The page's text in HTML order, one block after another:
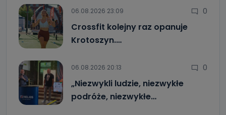
06.08.2026 23:09 0
Crossfit kolejny raz opanuje
Krotoszyn.…
06.08.2026 20:13 0
„Niezwykli ludzie, niezwykłe
podróże, niezwykłe…